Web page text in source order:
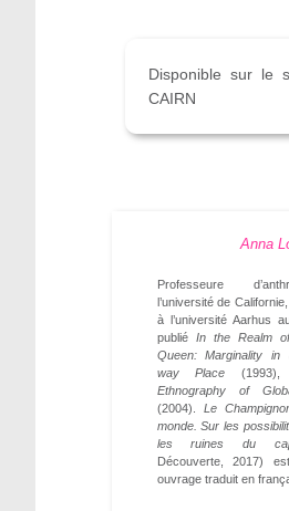
Disponible sur le
CAIRN
Anna
Professeure
l’université de
à l’université Aarhus
publié In the Realm
Queen: Marginality in
way Place (1993),
Ethnography of
(2004). Le
monde. Sur les
les ruines du
Découverte, 2017)
ouvrage traduit en